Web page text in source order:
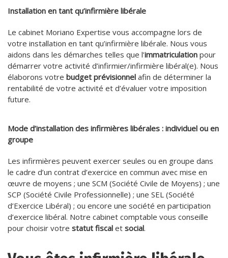
Installation en tant qu’infirmière libérale
Le cabinet Moriano Expertise vous accompagne lors de
votre installation en tant qu’infirmière libérale. Nous vous
aidons dans les démarches telles que l’immatriculation pour
démarrer votre activité d’infirmier/infirmière libéral(e). Nous
élaborons votre budget prévisionnel afin de déterminer la
rentabilité de votre activité et d’évaluer votre imposition
future.
Mode d’installation des infirmières libérales : individuel ou en
groupe
Les infirmières peuvent exercer seules ou en groupe dans
le cadre d’un contrat d’exercice en commun avec mise en
œuvre de moyens ; une SCM (Société Civile de Moyens) ; une
SCP (Société Civile Professionnelle) ; une SEL (Société
d’Exercice Libéral) ; ou encore une société en participation
d’exercice libéral. Notre cabinet comptable vous conseille
pour choisir votre statut fiscal et social.